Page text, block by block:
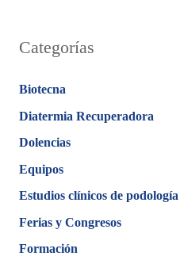
Categorías
Biotecna
Diatermia Recuperadora
Dolencias
Equipos
Estudios clínicos de podología
Ferias y Congresos
Formación